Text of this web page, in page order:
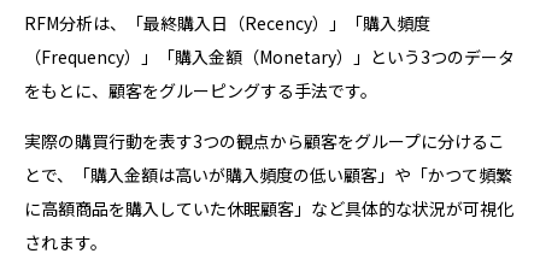
RFM分析は、「最終購入日（Recency）」「購入頻度
（Frequency）」「購入金額（Monetary）」という3つのデータ
をもとに、顧客をグルーピングする手法です。
実際の購買行動を表す3つの観点から顧客をグループに分けるこ
とで、「購入金額は高いが購入頻度の低い顧客」や「かつて頻繁
に高額商品を購入していた休眠顧客」など具体的な状況が可視化
されます。